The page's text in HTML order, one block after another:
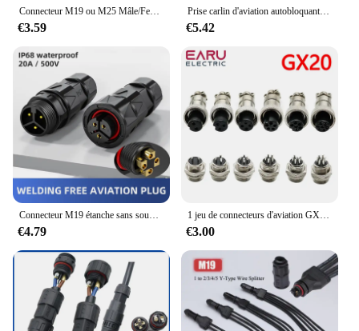
Connecteur M19 ou M25 Mâle/Femelle à 3 Broches pour Xenon 300-1000W 1200-1400W, Câble d'Alimentation pour Micro Onduleur
€3.59
Prise carlin d'aviation autobloquante M19 étanche IP68 2 3 4 broches connecteur de panneau mâle femelle connecteur d'alimentation LED certifié UL/TUV
€5.42
Connecteur M19 étanche sans soudure 500V 20A 2 3 4 broches, prise d'aviation industrielle mâle femelle, connecteurs de fil de verrouillage à vis d'accueil
€4.79
1 jeu de connecteurs d'aviation GX20, connecteur circulaire 2 3 4 5 6 7 8 9 10 12 13 14 15 broches M19 19mm, fil de câble mâle femelle
€3.00